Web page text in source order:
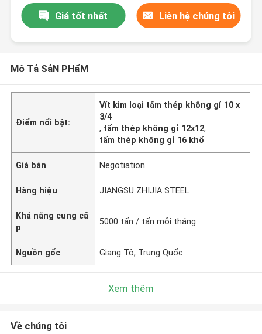
Giá tốt nhất Liên hệ chúng tôi
Mô Tả SảN PHẩM
Điểm nổi bật:
Vít kim loại tấm thép không gỉ 10 x
3/4
, tấm thép không gỉ 12x12,
tấm thép không gỉ 16 khổ
Giá bán Negotiation
Hàng hiệu JIANGSU ZHIJIA STEEL
Khả năng cung cấ
p
5000 tấn / tấn mỗi tháng
Nguồn gốc Giang Tô, Trung Quốc
Xem thêm
Về chúng tôi